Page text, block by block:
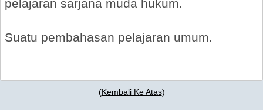
pelajaran sarjana muda hukum.
Suatu pembahasan pelajaran umum.
(Kembali Ke Atas)